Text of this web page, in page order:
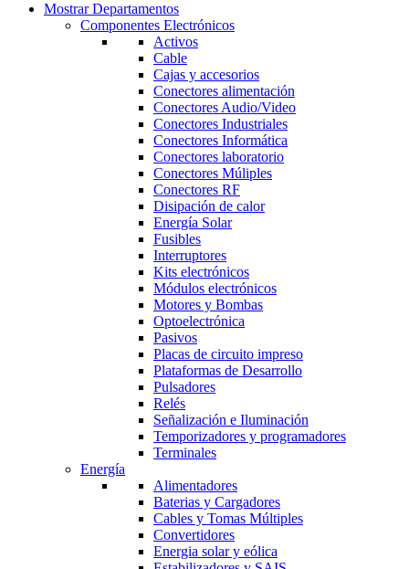
Mostrar Departamentos
Componentes Electrónicos
Activos
Cable
Cajas y accesorios
Conectores alimentación
Conectores Audio/Video
Conectores Industriales
Conectores Informática
Conectores laboratorio
Conectores Múliples
Conectores RF
Disipación de calor
Energía Solar
Fusibles
Interruptores
Kits electrónicos
Módulos electrónicos
Motores y Bombas
Optoelectrónica
Pasivos
Placas de circuito impreso
Plataformas de Desarrollo
Pulsadores
Relés
Señalización e Iluminación
Temporizadores y programadores
Terminales
Energía
Alimentadores
Baterias y Cargadores
Cables y Tomas Múltiples
Convertidores
Energia solar y eólica